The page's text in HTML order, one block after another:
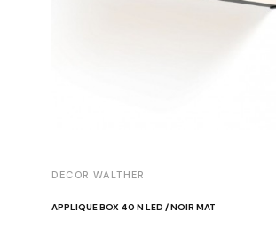
DECOR WALTHER
APPLIQUE BOX 40 N LED / NOIR MAT